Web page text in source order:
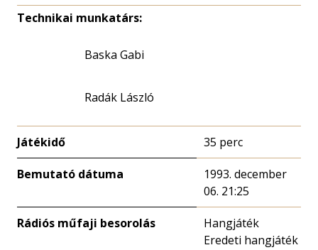
Technikai munkatárs:
Baska Gabi
Radák László
Játékidő 35 perc
Bemutató dátuma
1993. december
06. 21:25
Rádiós műfaji besorolás
Hangjáték
Eredeti hangjáték